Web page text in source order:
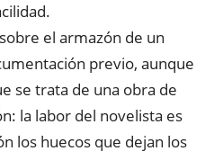
el armazón de un
previo, aunque
se trata de una obra de
la labor del novelista es
los huecos que dejan los